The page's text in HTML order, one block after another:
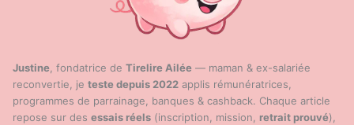
Justine, fondatrice de Tirelire Ailée — maman & ex-salariée
reconvertie, je teste depuis 2022 applis rémunératrices,
programmes de parrainage, banques & cashback. Chaque article
repose sur des essais réels (inscription, mission, retrait prouvé),